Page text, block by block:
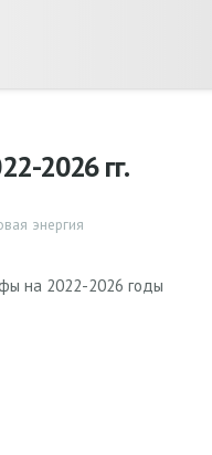
2026 гг.
энергия
на 2022-2026 годы